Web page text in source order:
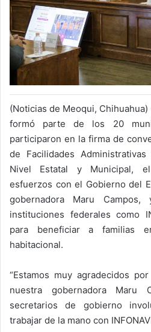
(Noticias de Meoqui,
formó parte de los 20
participaron en la firma de
de Facilidades
Nivel Estatal y Municipal,
esfuerzos con el Gobierno del
gobernadora Maru
instituciones federales como
para beneficiar a familias
habitacional.
“Estamos muy agradecidos
nuestra gobernadora Maru
secretarios de gobierno
trabajar de la mano con